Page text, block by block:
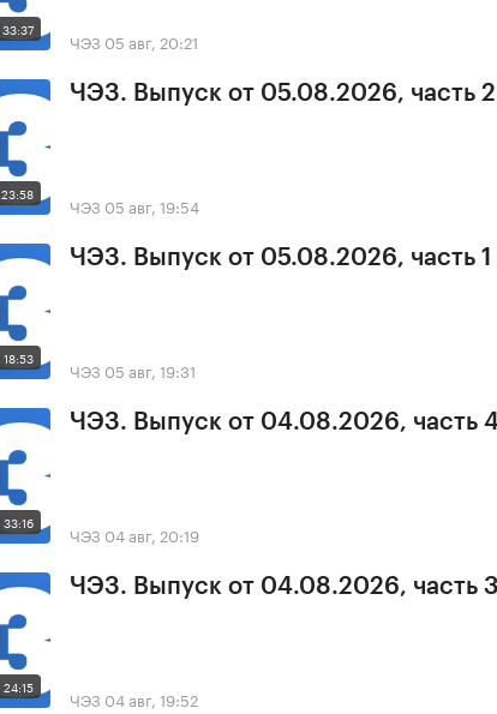
33:37 ЧЭЗ 05 авг, 20:21
23:58
ЧЭЗ. Выпуск от 05.08.2026, часть 2
ЧЭЗ 05 авг, 19:54
18:53
ЧЭЗ. Выпуск от 05.08.2026, часть 1
ЧЭЗ 05 авг, 19:31
33:16
ЧЭЗ. Выпуск от 04.08.2026, часть
ЧЭЗ 04 авг, 20:19
24:15
ЧЭЗ. Выпуск от 04.08.2026, часть
ЧЭЗ 04 авг, 19:52